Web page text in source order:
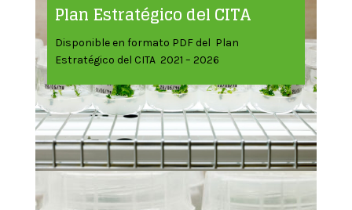
Plan Estratégico del CITA
Disponible en formato PDF del Plan
Estratégico del CITA 2021 – 2026